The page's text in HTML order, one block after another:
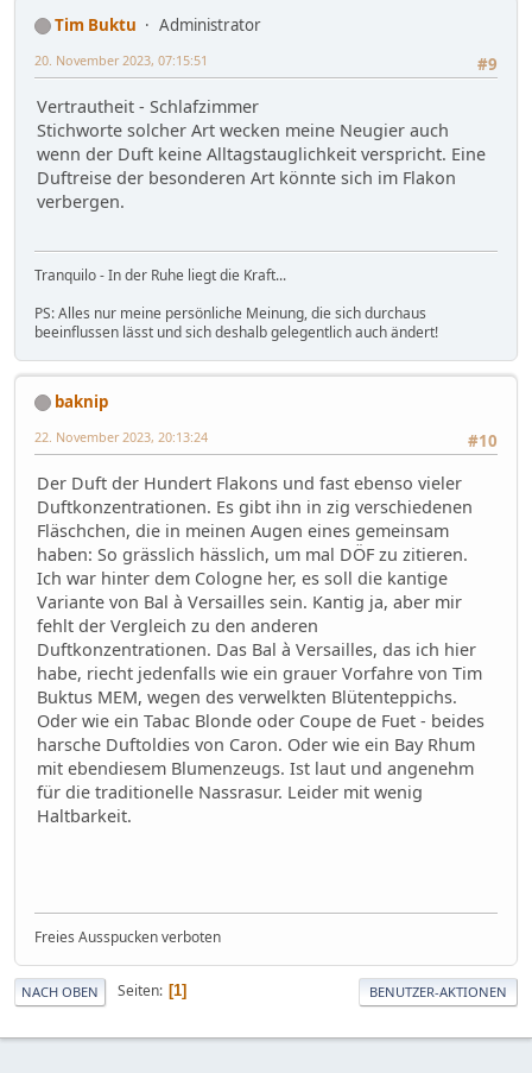
Tim Buktu
Administrator
#9
20. November 2023, 07:15:51
Vertrautheit - Schlafzimmer
Stichworte solcher Art wecken meine Neugier auch
wenn der Duft keine Alltagstauglichkeit verspricht. Eine
Duftreise der besonderen Art könnte sich im Flakon
verbergen.
Tranquilo - In der Ruhe liegt die Kraft...
PS: Alles nur meine persönliche Meinung, die sich durchaus
beeinflussen lässt und sich deshalb gelegentlich auch ändert!
baknip
#10
22. November 2023, 20:13:24
Der Duft der Hundert Flakons und fast ebenso vieler
Duftkonzentrationen. Es gibt ihn in zig verschiedenen
Fläschchen, die in meinen Augen eines gemeinsam
haben: So grässlich hässlich, um mal DÖF zu zitieren.
Ich war hinter dem Cologne her, es soll die kantige
Variante von Bal à Versailles sein. Kantig ja, aber mir
fehlt der Vergleich zu den anderen
Duftkonzentrationen. Das Bal à Versailles, das ich hier
habe, riecht jedenfalls wie ein grauer Vorfahre von Tim
Buktus MEM, wegen des verwelkten Blütenteppichs.
Oder wie ein Tabac Blonde oder Coupe de Fuet - beides
harsche Duftoldies von Caron. Oder wie ein Bay Rhum
mit ebendiesem Blumenzeugs. Ist laut und angenehm
für die traditionelle Nassrasur. Leider mit wenig
Haltbarkeit.
Freies Ausspucken verboten
NACH OBEN Seiten 1 BENUTZER-AKTIONEN